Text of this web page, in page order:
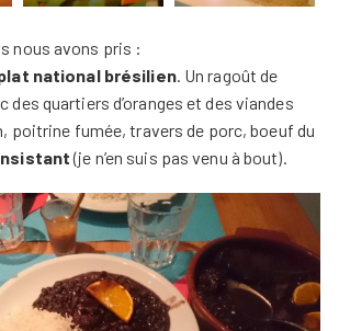
nous avons pris :
national brésilien. Un ragoût de
des quartiers d’oranges et des viandes
poitrine fumée, travers de porc, boeuf du
(je n’en suis pas venu à bout).